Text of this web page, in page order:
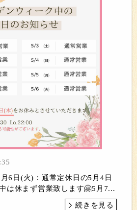
6日(火)：通常定休日の5月4日
は休まず営業致します🤗5月7...
続きを見る